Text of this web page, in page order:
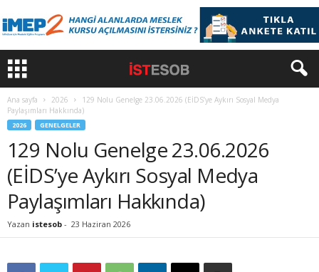
Ana sayfa 2026
129 Nolu Genelge 23.06.2026 (EİDS’ye Aykırı Sosyal Medya
Paylaşımları Hakkında)
2026 GENELGELER
129 Nolu Genelge 23.06.2026
(EİDS’ye Aykırı Sosyal Medya
Paylaşımları Hakkında)
Yazan istesob - 23 Haziran 2026